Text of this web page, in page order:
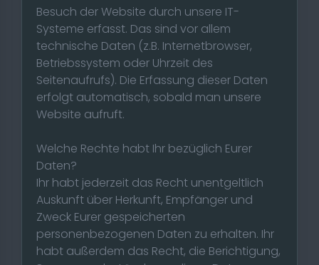
Besuch der Website durch unsere IT-
Systeme erfasst. Das sind vor allem
technische Daten (z.B. Internetbrowser,
Betriebssystem oder Uhrzeit des
Seitenaufrufs). Die Erfassung dieser Daten
erfolgt automatisch, sobald man unsere
Website aufruft.
Welche Rechte habt Ihr bezüglich Eurer
Daten?
Ihr habt jederzeit das Recht unentgeltlich
Auskunft über Herkunft, Empfänger und
Zweck Eurer gespeicherten
personenbezogenen Daten zu erhalten. Ihr
habt außerdem das Recht, die Berichtigung,